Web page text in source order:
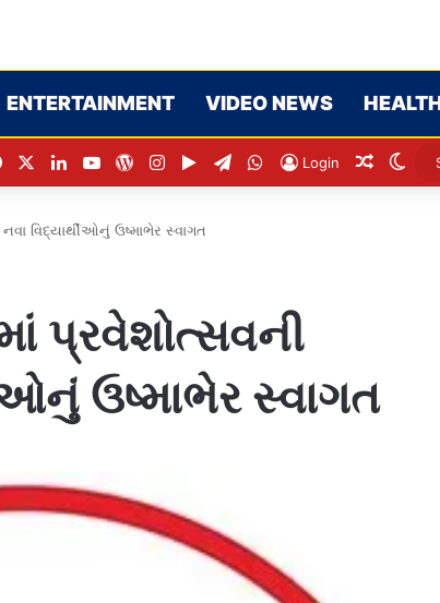
ENTERTAINMENT VIDEO NEWS
FacebookLinkedInYouTubeWordPress
Instagram
Google Play
Telegram
WhatsApp
Login
વિદ્યાર્થીઓનું ઉષ્માભેર સ્વાગત
પ્રવેશોત્સવની
ઉષ્માભેર સ્વાગત